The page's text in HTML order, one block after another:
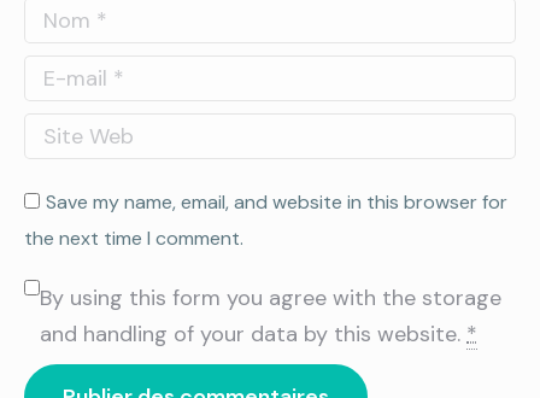
Nom *
E-mail *
Site Web
Save my name, email, and website in this browser for
the next time I comment.
By using this form you agree with the storage
and handling of your data by this website. *